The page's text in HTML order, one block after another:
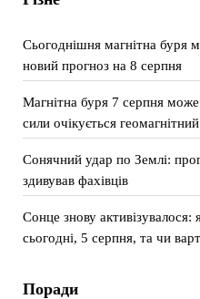
Сьогоднішня магнітна буря
новий прогноз на 8 серпня
Магнітна буря 7 серпня
сили очікується
Сонячний удар по Землі:
здивував фахівців
Сонце знову активізувалося:
сьогодні, 5 серпня, та чи
Поради